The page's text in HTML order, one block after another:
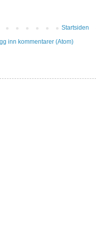
Startsiden
inn kommentarer (Atom)